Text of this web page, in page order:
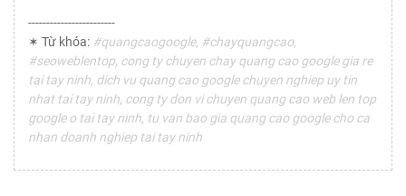
------------------------
✶ Từ khóa: #quangcaogoogle, #chayquangcao,
#seoweblentop, cong ty chuyen chay quang cao google gia re
tai tay ninh, dich vu quang cao google chuyen nghiep uy tin
nhat tai tay ninh, cong ty don vi chuyen quang cao web len top
google o tai tay ninh, tu van bao gia quang cao google cho ca
nhan doanh nghiep tai tay ninh